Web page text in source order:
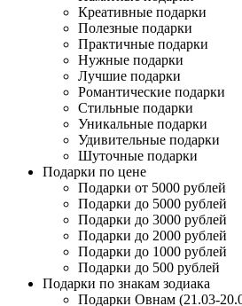
Креативные подарки
Полезные подарки
Практичные подарки
Нужные подарки
Лучшие подарки
Романтические подарки
Стильные подарки
Уникальные подарки
Удивительные подарки
Шуточные подарки
Подарки по цене
Подарки от 5000 рублей
Подарки до 5000 рублей
Подарки до 3000 рублей
Подарки до 2000 рублей
Подарки до 1000 рублей
Подарки до 500 рублей
Подарки по знакам зодиака
Подарки Овнам (21.03-